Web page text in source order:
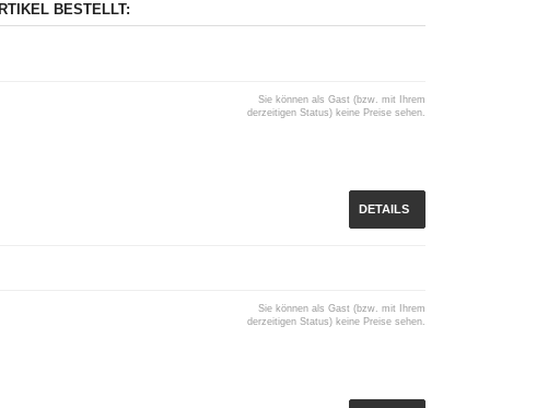
BESTELLT:
Sie können als Gast (bzw. mit Ihrem
derzeitigen Status) keine Preise sehen.
DETAILS
Sie können als Gast (bzw. mit Ihrem
derzeitigen Status) keine Preise sehen.